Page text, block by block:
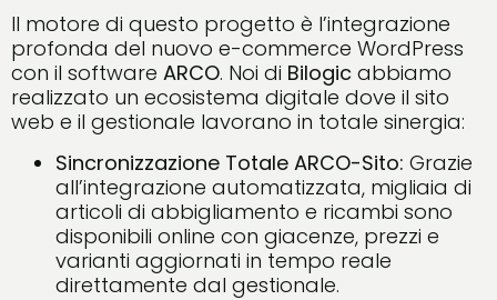
Il motore di questo progetto è l’integrazione
profonda del nuovo e-commerce WordPress
con il software ARCO. Noi di Bilogic abbiamo
realizzato un ecosistema digitale dove il sito
web e il gestionale lavorano in totale sinergia:
Sincronizzazione Totale ARCO-Sito: Grazie
all’integrazione automatizzata, migliaia di
articoli di abbigliamento e ricambi sono
disponibili online con giacenze, prezzi e
varianti aggiornati in tempo reale
direttamente dal gestionale.